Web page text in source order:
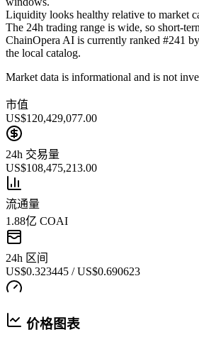
Liquidity looks healthy relative to market
The 24h trading range is wide, so short-
ChainOpera AI is currently ranked #241
the local catalog.
Market data is informational and is not
市值
US$120,429,077.00
24h 交易量
US$108,475,213.00
流通量
1.88亿 COAI
24h 区间
US$0.323445 / US$0.690623
价格图表